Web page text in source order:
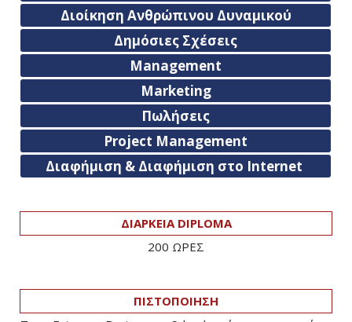
Διοίκηση Ανθρώπινου Δυναμικού
Δημόσιες Σχέσεις
Management
Marketing
Πωλήσεις
Project Management
Διαφήμιση & Διαφήμιση στο Internet
ΔΙΑΡΚΕΙΑ DIPLOMA
200 ΩΡΕΣ
ΠΙΣΤΟΠΟΙΗΣΗ